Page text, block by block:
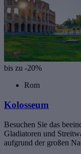
bis zu -20%
Rom
Kolosseum
Besuchen Sie das
Gladiatoren und
aufgrund der großen